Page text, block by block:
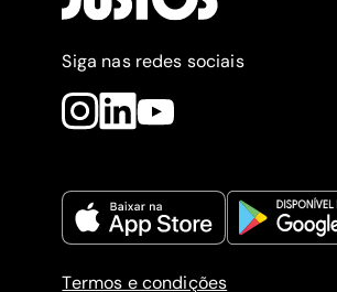
Siga nas redes sociais
Termos e condições